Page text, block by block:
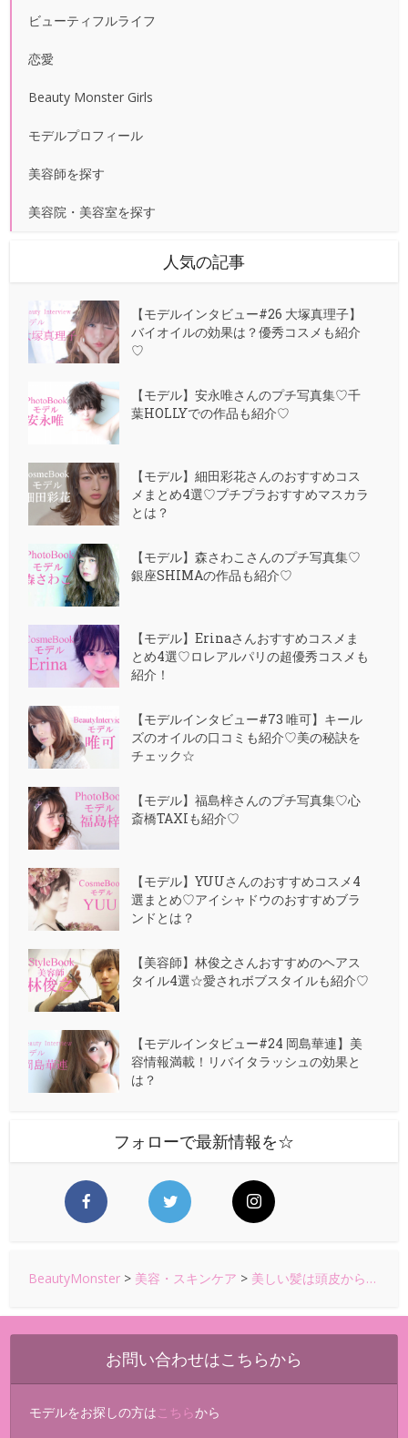
ビューティフルライフ
恋愛
Beauty Monster Girls
モデルプロフィール
美容師を探す
美容院・美容室を探す
人気の記事
【モデルインタビュー#26 大塚真理子】
バイオイルの効果は？優秀コスメも紹介
♡
【モデル】安永唯さんのプチ写真集♡千
葉HOLLYでの作品も紹介♡
【モデル】細田彩花さんのおすすめコス
メまとめ4選♡プチプラおすすめマスカラ
とは？
【モデル】森さわこさんのプチ写真集♡
銀座SHIMAの作品も紹介♡
【モデル】Erinaさんおすすめコスメま
とめ4選♡ロレアルパリの超優秀コスメも
紹介！
【モデルインタビュー#73 唯可】キール
ズのオイルの口コミも紹介♡美の秘訣を
チェック☆
【モデル】福島梓さんのプチ写真集♡心
斎橋TAXIも紹介♡
【モデル】YUUさんのおすすめコスメ4
選まとめ♡アイシャドウのおすすめブラ
ンドとは？
【美容師】林俊之さんおすすめのヘアス
タイル4選☆愛されボブスタイルも紹介♡
【モデルインタビュー#24 岡島華連】美
容情報満載！リバイタラッシュの効果と
は？
フォローで最新情報を☆
BeautyMonster > 美容・スキンケア > 美しい髪は頭皮から…
お問い合わせはこちらから
モデルをお探しの方はこちらから